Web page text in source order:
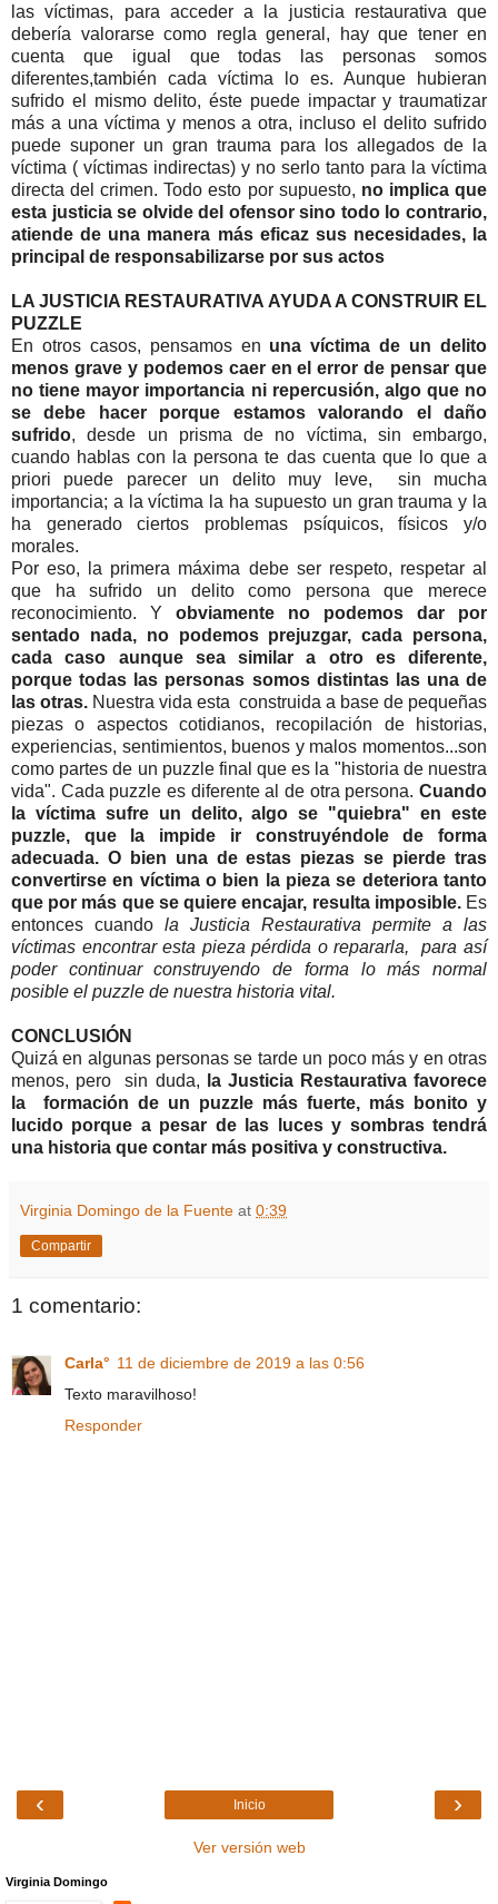
las víctimas, para acceder a la justicia restaurativa que
debería valorarse como regla general, hay que tener en
cuenta que igual que todas las personas somos
diferentes,también cada víctima lo es. Aunque hubieran
sufrido el mismo delito, éste puede impactar y traumatizar
más a una víctima y menos a otra, incluso el delito sufrido
puede suponer un gran trauma para los allegados de la
víctima ( víctimas indirectas) y no serlo tanto para la víctima
directa del crimen. Todo esto por supuesto, no implica que
esta justicia se olvide del ofensor sino todo lo contrario,
atiende de una manera más eficaz sus necesidades, la
principal de responsabilizarse por sus actos
LA JUSTICIA RESTAURATIVA AYUDA A CONSTRUIR EL
PUZZLE
En otros casos, pensamos en una víctima de un delito
menos grave y podemos caer en el error de pensar que
no tiene mayor importancia ni repercusión, algo que no
se debe hacer porque estamos valorando el daño
sufrido, desde un prisma de no víctima, sin embargo,
cuando hablas con la persona te das cuenta que lo que a
priori puede parecer un delito muy leve, sin mucha
importancia; a la víctima la ha supuesto un gran trauma y la
ha generado ciertos problemas psíquicos, físicos y/o
morales.
Por eso, la primera máxima debe ser respeto, respetar al
que ha sufrido un delito como persona que merece
reconocimiento. Y obviamente no podemos dar por
sentado nada, no podemos prejuzgar, cada persona,
cada caso aunque sea similar a otro es diferente,
porque todas las personas somos distintas las una de
las otras. Nuestra vida esta construida a base de pequeñas
piezas o aspectos cotidianos, recopilación de historias,
experiencias, sentimientos, buenos y malos momentos...son
como partes de un puzzle final que es la "historia de nuestra
vida". Cada puzzle es diferente al de otra persona. Cuando
la víctima sufre un delito, algo se "quiebra" en este
puzzle, que la impide ir construyéndole de forma
adecuada. O bien una de estas piezas se pierde tras
convertirse en víctima o bien la pieza se deteriora tanto
que por más que se quiere encajar, resulta imposible.Es
entonces cuando la Justicia Restaurativa permite a las
víctimas encontrar esta pieza pérdida o repararla, para así
poder continuar construyendo de forma lo más normal
posible el puzzle de nuestra historia vital.
CONCLUSIÓN
Quizá en algunas personas se tarde un poco más y en otras
menos, pero sin duda,
la Justicia Restaurativa favorece
la formación de un puzzle más fuerte, más bonito y
lucido porque a pesar de las luces y sombras tendrá
una historia que contar más positiva y constructiva.
Virginia Domingo de la Fuente at 0:39
Compartir
1 comentario:
Carla° 11 de diciembre de 2019 a las 0:56
Texto maravilhoso!
Responder
‹ ›
Inicio
Ver versión web
Virginia Domingo